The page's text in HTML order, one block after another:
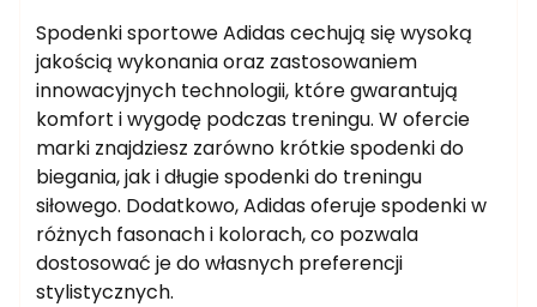
Spodenki sportowe Adidas cechują się wysoką
jakością wykonania oraz zastosowaniem
innowacyjnych technologii, które gwarantują
komfort i wygodę podczas treningu. W ofercie
marki znajdziesz zarówno krótkie spodenki do
biegania, jak i długie spodenki do treningu
siłowego. Dodatkowo, Adidas oferuje spodenki w
różnych fasonach i kolorach, co pozwala
dostosować je do własnych preferencji
stylistycznych.